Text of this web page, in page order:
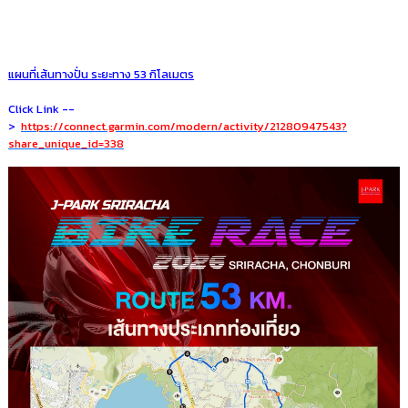
แผนที่เส้นทางปั่น ระยะทาง 53 กิโลเมตร
Click Link --
> https://connect.garmin.com/modern/activity/21280947543?
share_unique_id=338